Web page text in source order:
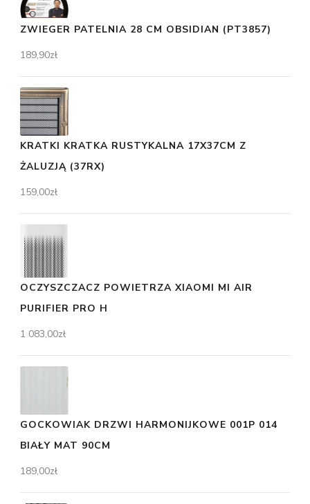
ZWIEGER PATELNIA 28 CM OBSIDIAN (PT3857)
189,90zł
KRATKI KRATKA RUSTYKALNA 17X37CM Z
ŻALUZJĄ (37RX)
159,00zł
OCZYSZCZACZ POWIETRZA XIAOMI MI AIR
PURIFIER PRO H
1 083,00zł
GOCKOWIAK DRZWI HARMONIJKOWE 001P 014
BIAŁY MAT 90CM
189,00zł